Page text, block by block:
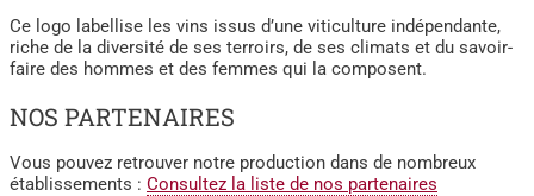
Ce logo labellise les vins issus d’une viticulture indépendante,
riche de la diversité de ses terroirs, de ses climats et du savoir-
faire des hommes et des femmes qui la composent.
NOS PARTENAIRES
Vous pouvez retrouver notre production dans de nombreux
établissements : Consultez la liste de nos partenaires